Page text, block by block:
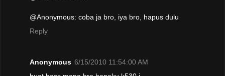
@Anonymous: coba ja bro, iya bro, hapus dulu
Reply
Anonymous 6/15/2010 11:54:00 AM